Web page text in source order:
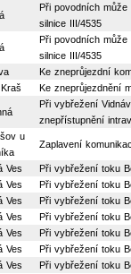
Při povodních
silnice III/4535
Při povodních
silnice III/4535
Ke zneprůjezdní
Ke zneprůjezdnění
Při vybřežení
znepřístupnění
u
Zaplavení
Ves
Při vybřežení toku
Ves
Při vybřežení toku
Ves
Při vybřežení toku
Ves
Při vybřežení toku
Ves
Při vybřežení toku
Ves
Při vybřežení toku
Ves
Při vybřežení toku